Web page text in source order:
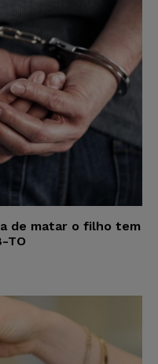
de matar o filho tem
TO